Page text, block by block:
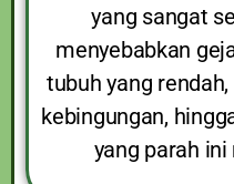
yang sangat
menyebabkan
tubuh yang
kebingungan,
yang parah